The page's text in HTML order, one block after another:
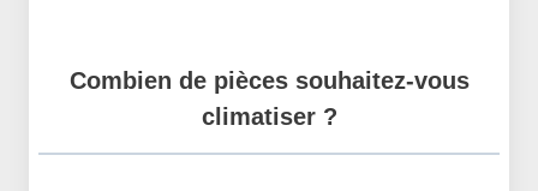
Combien de pièces souhaitez-vous
climatiser ?